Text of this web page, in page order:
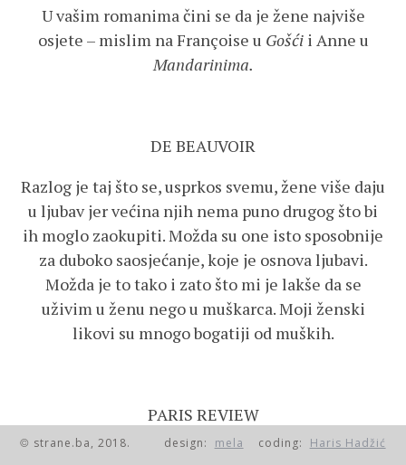
U vašim romanima čini se da je žene najviše
osjete – mislim na Françoise u Gošćii Anne u
Mandarinima.
DE BEAUVOIR
Razlog je taj što se, usprkos svemu, žene više daju
u ljubav jer većina njih nema puno drugog što bi
ih moglo zaokupiti. Možda su one isto sposobnije
za duboko saosjećanje, koje je osnova ljubavi.
Možda je to tako i zato što mi je lakše da se
uživim u ženu nego u muškarca. Moji ženski
likovi su mnogo bogatiji od muških.
PARIS REVIEW
Nikada niste napisali niti jedan neovisan i zaista
© strane.ba, 2018. design: mela coding: Haris Hadžić